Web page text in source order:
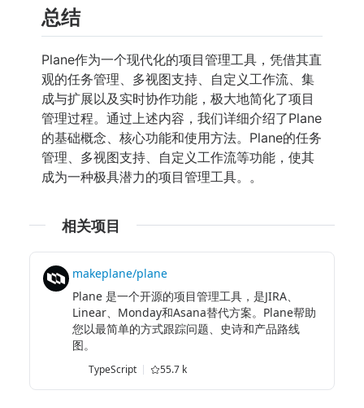
总结
Plane作为一个现代化的项目管理工具，凭借其直
观的任务管理、多视图支持、自定义工作流、集
成与扩展以及实时协作功能，极大地简化了项目
管理过程。通过上述内容，我们详细介绍了Plane
的基础概念、核心功能和使用方法。Plane的任务
管理、多视图支持、自定义工作流等功能，使其
成为一种极具潜力的项目管理工具。。
相关项目
makeplane/plane
Plane 是一个开源的项目管理工具，是JIRA、
Linear、Monday和Asana替代方案。Plane帮助
您以最简单的方式跟踪问题、史诗和产品路线
图。
TypeScript 55.7 k